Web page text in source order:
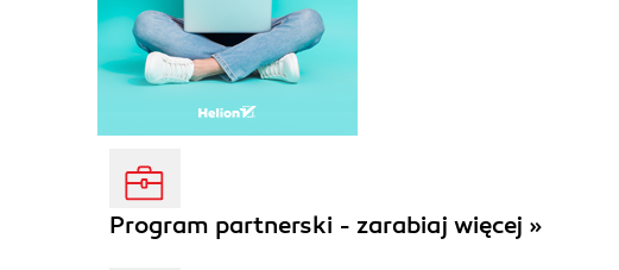
Program partnerski - zarabiaj więcej »